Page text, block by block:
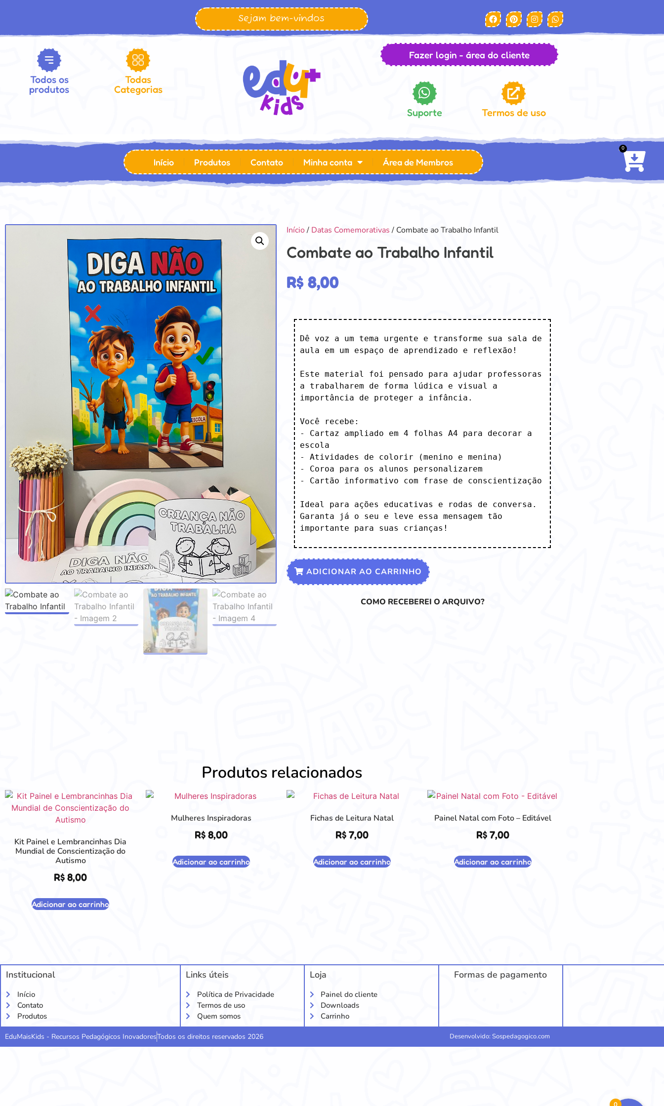
Sejam bem-vindos
Todos os
produtos
Todas
Categorias
Fazer login - área do cliente
Suporte Termos de uso
Início Produtos Contato Minha conta Área de Membros
0
Início/ Datas Comemorativas / Combate ao Trabalho Infantil
Combate ao Trabalho Infantil
R$ 8,00
Dê voz a um tema urgente e transforme sua sala de
aula em um espaço de aprendizado e reflexão!
Este material foi pensado para ajudar professoras
a trabalharem de forma lúdica e visual a
importância de proteger a infância.
Você recebe:
- Cartaz ampliado em 4 folhas A4 para decorar a
escola
- Atividades de colorir (menino e menina)
- Coroa para os alunos personalizarem
- Cartão informativo com frase de conscientização
Ideal para ações educativas e rodas de conversa.
Garanta já o seu e leve essa mensagem tão
importante para suas crianças!
ADICIONAR AO CARRINHO
COMO RECEBEREI O ARQUIVO?
Produtos relacionados
Kit Painel e Lembrancinhas Dia
Mundial de Conscientização do
Autismo
R$ 8,00
Adicionar ao carrinho
Mulheres Inspiradoras
R$ 8,00
Adicionar ao carrinho
Fichas de Leitura Natal
R$ 7,00
Adicionar ao carrinho
Painel Natal com Foto – Editável
R$ 7,00
Adicionar ao carrinho
Institucional
Início
Contato
Produtos
Links úteis
Política de Privacidade
Termos de uso
Quem somos
Loja
Painel do cliente
Downloads
Carrinho
Formas de pagamento
EduMaisKids - Recursos Pedagógicos InovadoresTodos os direitos reservados 2026 Desenvolvido: Sospedagogico.com
0